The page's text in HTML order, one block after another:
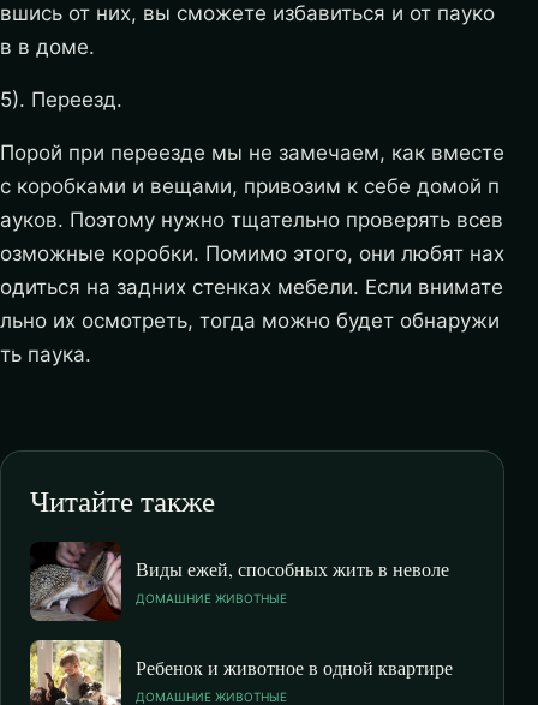
вшись от них, вы сможете избавиться и от пауко
в в доме.
5). Переезд.
Порой при переезде мы не замечаем, как вместе
с коробками и вещами, привозим к себе домой п
ауков. Поэтому нужно тщательно проверять всев
озможные коробки. Помимо этого, они любят нах
одиться на задних стенках мебели. Если внимате
льно их осмотреть, тогда можно будет обнаружи
ть паука.
Читайте также
Виды ежей, способных жить в неволе
ДОМАШНИЕ ЖИВОТНЫЕ
Ребенок и животное в одной квартире
ДОМАШНИЕ ЖИВОТНЫЕ